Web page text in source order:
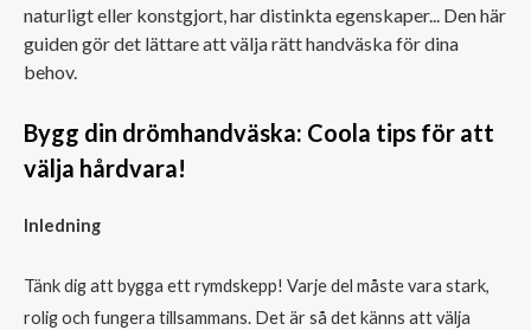
naturligt eller konstgjort, har distinkta egenskaper... Den här
guiden gör det lättare att välja rätt handväska för dina
behov.
Bygg din drömhandväska: Coola tips för att
välja hårdvara!
Inledning
Tänk dig att bygga ett rymdskepp! Varje del måste vara stark,
rolig och fungera tillsammans. Det är så det känns att välja